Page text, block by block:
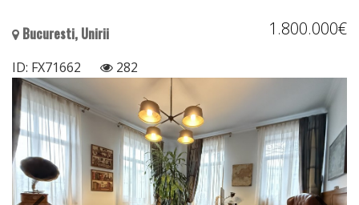
Bucuresti, Unirii 1.800.000€
ID: FX71662 282